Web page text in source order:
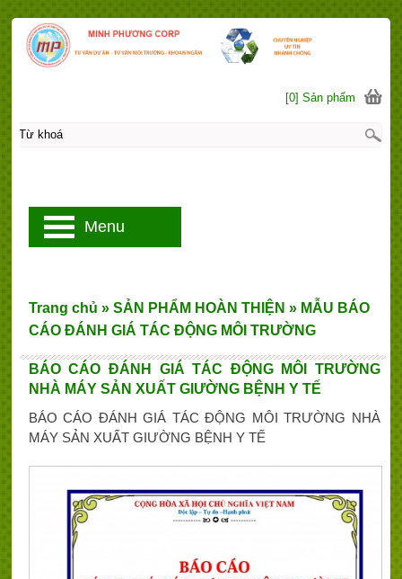
BÁO CÁO ĐÁNH GIÁ TÁC ĐỘNG MÔI TRƯỜNG
NHÀ MÁY SẢN XUẤT GIƯỜNG BỆNH Y TẾ
BÁO CÁO ĐÁNH GIÁ TÁC ĐỘNG MÔI TRƯỜNG NHÀ
MÁY SẢN XUẤT GIƯỜNG BỆNH Y TẾ
Trang chủ » SẢN PHẨM HOÀN THIỆN » MẪU BÁO
CÁO ĐÁNH GIÁ TÁC ĐỘNG MÔI TRƯỜNG
[0] Sản phẩm
Menu